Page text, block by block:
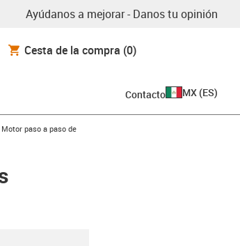
Ayúdanos a mejorar - Danos tu opinión
Cesta de la compra (0)
Contacto MX (ES)
icon-arrow-right
Motor paso a paso de